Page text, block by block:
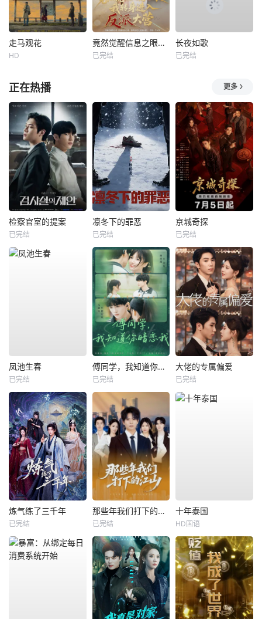
走马观花
HD
竟然觉醒信息之眼，我转身进入反派大营
已完结
长夜如歌
已完结
正在热播 更多
检察官室的提案
已完结
凛冬下的罪恶
已完结
京城奇探
已完结
凤池生春
已完结
傅同学，我知道你暗恋我
已完结
大佬的专属偏爱
已完结
炼气练了三千年
已完结
那些年我们打下的江山
已完结
十年泰国
HD国语